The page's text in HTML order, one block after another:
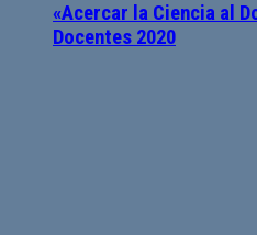
«Acercar la Ciencia al
Docentes 2020